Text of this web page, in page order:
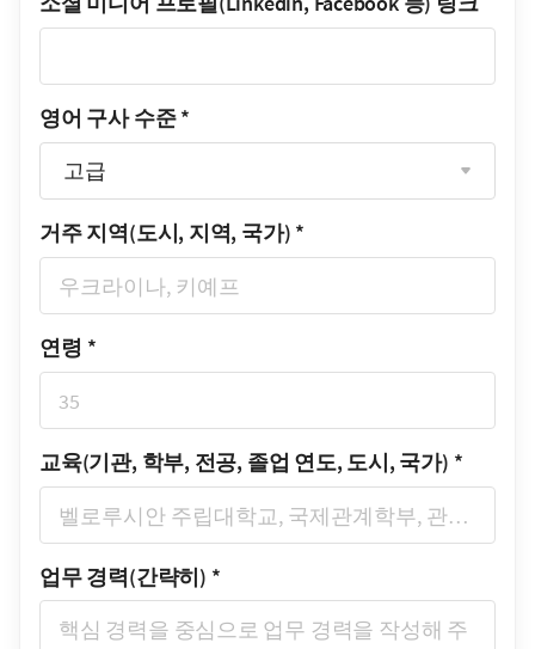
영어 구사 수준 *
고급
거주 지역(도시, 지역, 국가) *
연령 *
교육(기관, 학부, 전공, 졸업 연도, 도시, 국가) *
업무 경력(간략히) *